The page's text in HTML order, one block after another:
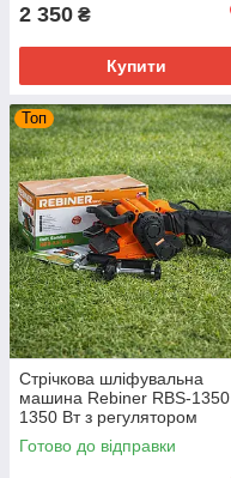
2 350 ₴
Купити
Топ
Стрічкова шліфувальна
машина Rebiner RBS-1350
1350 Вт з регулятором
обертів
Готово до відправки